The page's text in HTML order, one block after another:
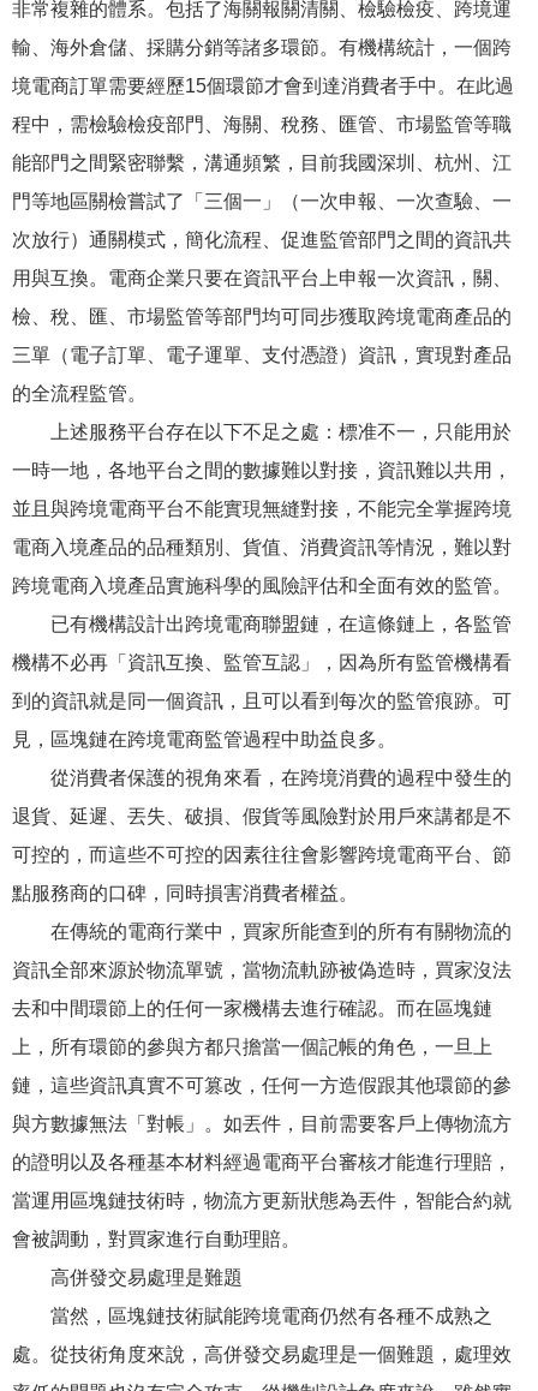
非常複雜的體系。包括了海關報關清關、檢驗檢疫、跨境運
輸、海外倉儲、採購分銷等諸多環節。有機構統計，一個跨
境電商訂單需要經歷15個環節才會到達消費者手中。在此過
程中，需檢驗檢疫部門、海關、稅務、匯管、市場監管等職
能部門之間緊密聯繫，溝通頻繁，目前我國深圳、杭州、江
門等地區關檢嘗試了「三個一」（一次申報、一次查驗、一
次放行）通關模式，簡化流程、促進監管部門之間的資訊共
用與互換。電商企業只要在資訊平台上申報一次資訊，關、
檢、稅、匯、市場監管等部門均可同步獲取跨境電商產品的
三單（電子訂單、電子運單、支付憑證）資訊，實現對產品
的全流程監管。
上述服務平台存在以下不足之處：標准不一，只能用於
一時一地，各地平台之間的數據難以對接，資訊難以共用，
並且與跨境電商平台不能實現無縫對接，不能完全掌握跨境
電商入境產品的品種類別、貨值、消費資訊等情況，難以對
跨境電商入境產品實施科學的風險評估和全面有效的監管。
已有機構設計出跨境電商聯盟鏈，在這條鏈上，各監管
機構不必再「資訊互換、監管互認」，因為所有監管機構看
到的資訊就是同一個資訊，且可以看到每次的監管痕跡。可
見，區塊鏈在跨境電商監管過程中助益良多。
從消費者保護的視角來看，在跨境消費的過程中發生的
退貨、延遲、丟失、破損、假貨等風險對於用戶來講都是不
可控的，而這些不可控的因素往往會影響跨境電商平台、節
點服務商的口碑，同時損害消費者權益。
在傳統的電商行業中，買家所能查到的所有有關物流的
資訊全部來源於物流單號，當物流軌跡被偽造時，買家沒法
去和中間環節上的任何一家機構去進行確認。而在區塊鏈
上，所有環節的參與方都只擔當一個記帳的角色，一旦上
鏈，這些資訊真實不可篡改，任何一方造假跟其他環節的參
與方數據無法「對帳」。如丟件，目前需要客戶上傳物流方
的證明以及各種基本材料經過電商平台審核才能進行理賠，
當運用區塊鏈技術時，物流方更新狀態為丟件，智能合約就
會被調動，對買家進行自動理賠。
高併發交易處理是難題
當然，區塊鏈技術賦能跨境電商仍然有各種不成熟之
處。從技術角度來說，高併發交易處理是一個難題，處理效